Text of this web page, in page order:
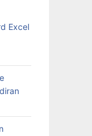
Excel